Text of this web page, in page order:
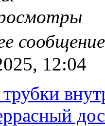
12:04